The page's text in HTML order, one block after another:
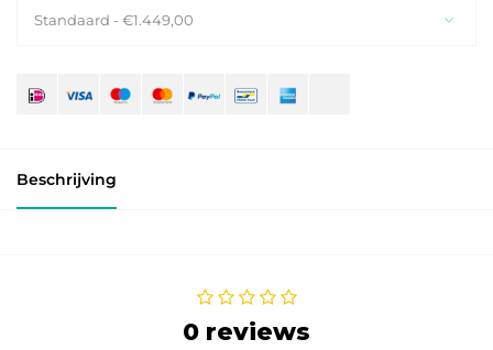
Standaard - €1.449,00
Beschrijving
0 reviews